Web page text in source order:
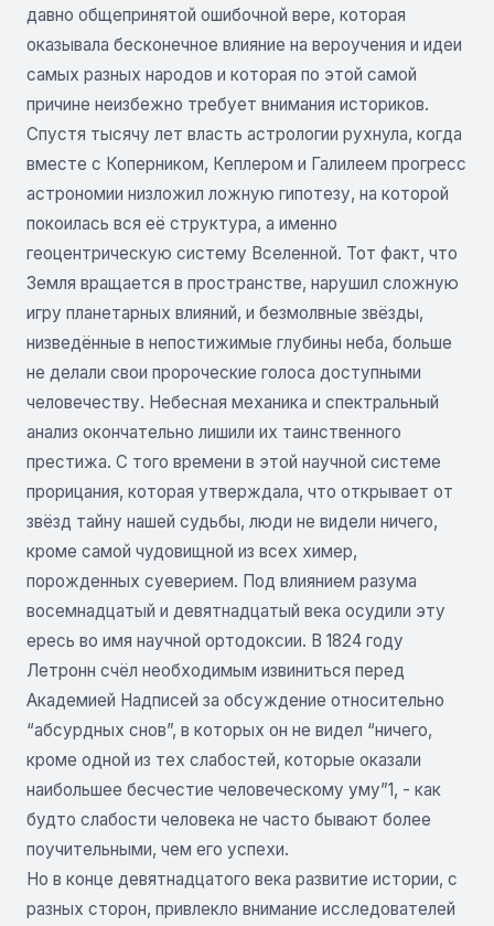
давно общепринятой ошибочной вере, которая
оказывала бесконечное влияние на вероучения и идеи
самых разных народов и которая по этой самой
причине неизбежно требует внимания историков.
Спустя тысячу лет власть астрологии рухнула, когда
вместе с Коперником, Кеплером и Галилеем прогресс
астрономии низложил ложную гипотезу, на которой
покоилась вся её структура, а именно
геоцентрическую систему Вселенной. Тот факт, что
Земля вращается в пространстве, нарушил сложную
игру планетарных влияний, и безмолвные звёзды,
низведённые в непостижимые глубины неба, больше
не делали свои пророческие голоса доступными
человечеству. Небесная механика и спектральный
анализ окончательно лишили их таинственного
престижа. С того времени в этой научной системе
прорицания, которая утверждала, что открывает от
звёзд тайну нашей судьбы, люди не видели ничего,
кроме самой чудовищной из всех химер,
порожденных суеверием. Под влиянием разума
восемнадцатый и девятнадцатый века осудили эту
ересь во имя научной ортодоксии. В 1824 году
Летронн счёл необходимым извиниться перед
Академией Надписей за обсуждение относительно
“абсурдных снов”, в которых он не видел “ничего,
кроме одной из тех слабостей, которые оказали
наибольшее бесчестие человеческому уму”1, - как
будто слабости человека не часто бывают более
поучительными, чем его успехи.
Но в конце девятнадцатого века развитие истории, с
разных сторон, привлекло внимание исследователей